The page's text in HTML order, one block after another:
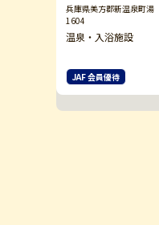
兵庫県美方郡新温泉町湯
1604
温泉・入浴施設
JAF 会員優待